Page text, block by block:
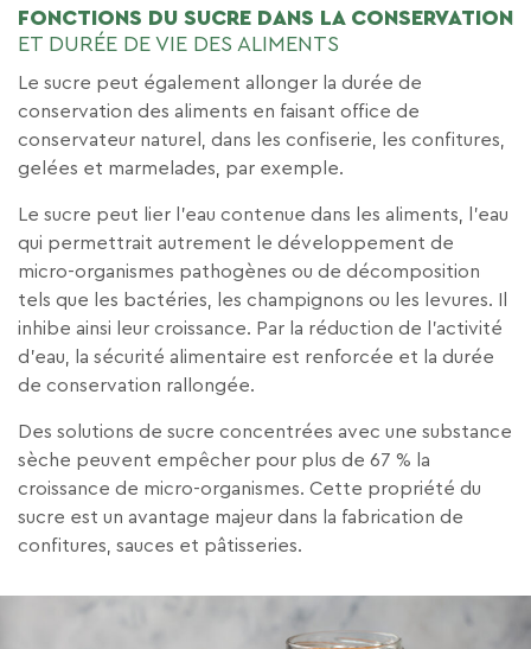
FONCTIONS DU SUCRE DANS LA CONSERVATION
ET DURÉE DE VIE DES ALIMENTS
Le sucre peut également allonger la durée de
conservation des aliments en faisant office de
conservateur naturel, dans les confiserie, les confitures,
gelées et marmelades, par exemple.
Le sucre peut lier l’eau contenue dans les aliments, l’eau
qui permettrait autrement le développement de
micro-organismes pathogènes ou de décomposition
tels que les bactéries, les champignons ou les levures. Il
inhibe ainsi leur croissance. Par la réduction de l’activité
d’eau, la sécurité alimentaire est renforcée et la durée
de conservation rallongée.
Des solutions de sucre concentrées avec une substance
sèche peuvent empêcher pour plus de 67 % la
croissance de micro-organismes. Cette propriété du
sucre est un avantage majeur dans la fabrication de
confitures, sauces et pâtisseries.